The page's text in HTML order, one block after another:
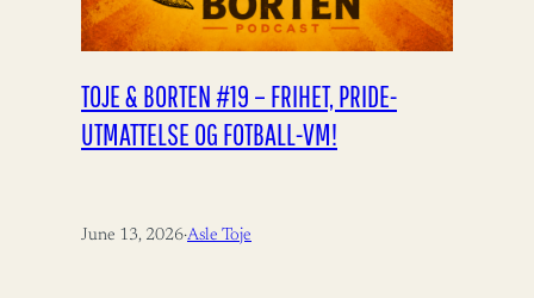
TOJE & BORTEN #19 – FRIHET, PRIDE-
UTMATTELSE OG FOTBALL-VM!
June 13, 2026·Asle Toje